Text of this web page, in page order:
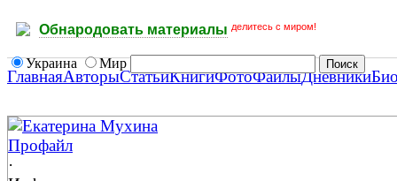
Обнародовать материалы делитесь с миром!
Украина Мир
ГлавнаяАвторыСтатьиКнигиФотоФайлыДневники
Екатерина Мухина
Профайл
·